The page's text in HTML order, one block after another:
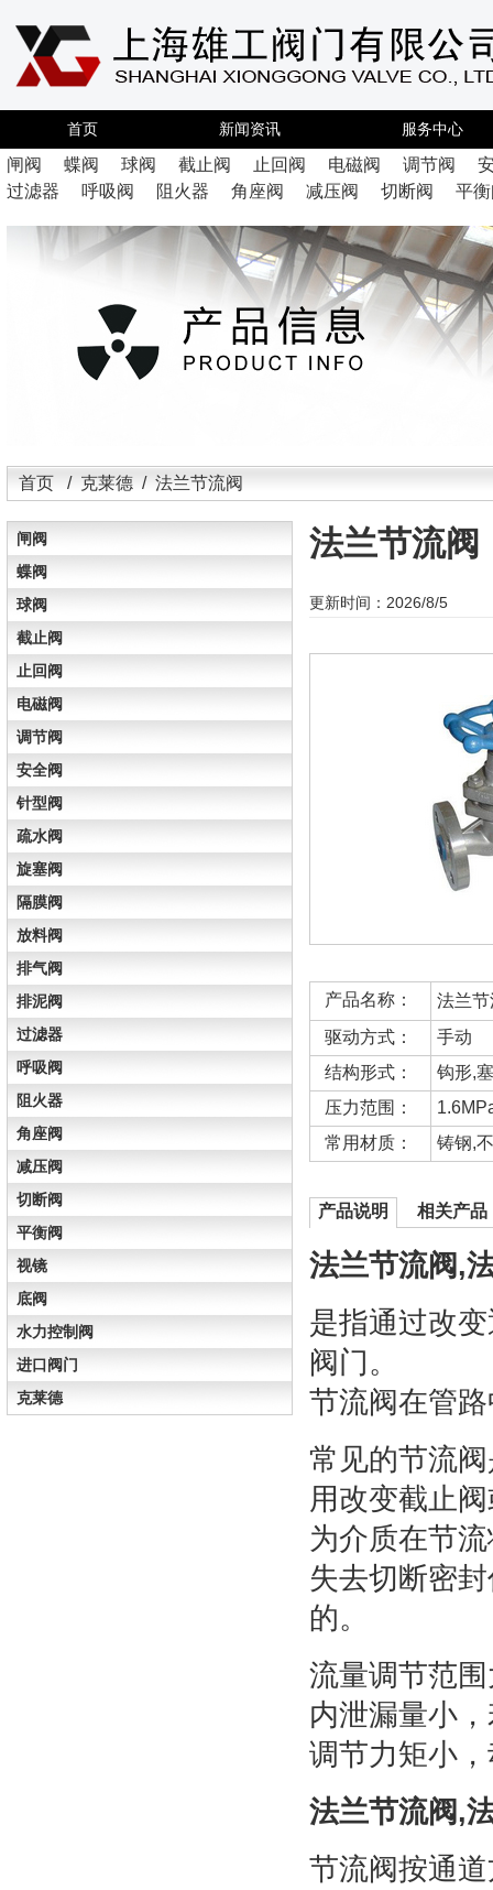
首页 新闻资讯 服务中心
闸阀 蝶阀 球阀 截止阀 止回阀 电磁阀 调节阀
过滤器
呼吸阀 阻火器 角座阀 减压阀 切断阀 平
首页 / 克莱德 / 法兰节流阀
闸阀
蝶阀
球阀
截止阀
止回阀
电磁阀
调节阀
安全阀
针型阀
疏水阀
旋塞阀
隔膜阀
放料阀
排气阀
排泥阀
过滤器
呼吸阀
阻火器
角座阀
减压阀
切断阀
平衡阀
视镜
底阀
水力控制阀
进口阀门
克莱德
法兰节流阀
更新时间：2026/8/5
产品名称：
法兰
驱动方式：
手动
结构形式：
钩形,
压力范围：
常用材质：
铸钢,
产品说明 相关产品
法兰节流阀,
是指通过改
阀门。
节流阀在管
常见的节流
用改变截止
为介质在节
失去切断密
的。
流量调节范
内泄漏量小
调节力矩小
法兰节流阀,
节流阀按通